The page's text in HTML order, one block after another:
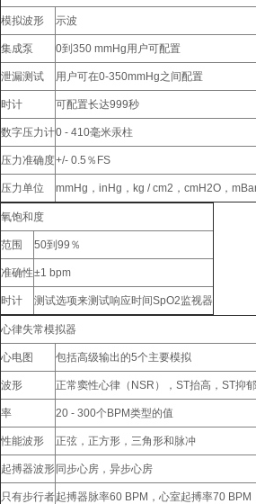
模拟波形 示波
集成泵 0到350 mmHg用户可配置
泄漏测试 用户可在0-350mmHg之间配置
时计 可配置长达999秒
数字压力计0 - 410毫米汞柱
压力准确度+/- 0.5％FS
压力单位 mmHg，inHg，kg / cm2，cmH2O，
氧饱和度
范围 50到99％
准确性±1 bpm
时计 测试选项来测试响应时间SpO2监视器
心律失常模拟器
心电图 包括高级输出的5个主要模拟
波形 正常窦性心律（NSR），ST抬高，ST抑
率 20 - 300个BPM类型的值
性能波形 正弦，正方形，三角形和脉冲
起搏器波形 同步心房，异步心房
只有步行者起搏器脉率60 BPM，心室起搏率70